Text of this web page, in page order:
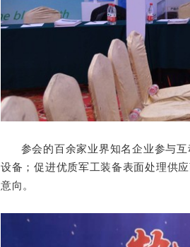
参会的百余家业界知名企业参与互
设备；促进优质军工装备表面处理供
意向。